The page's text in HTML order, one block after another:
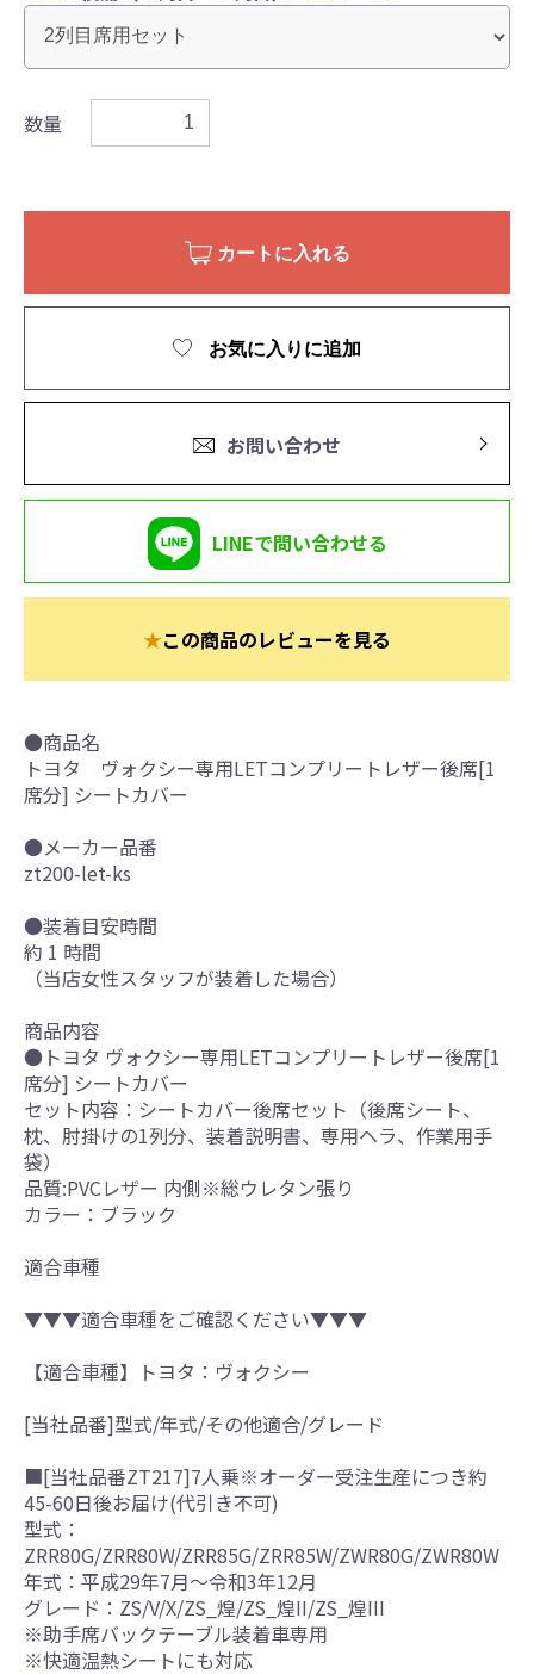
数量
カートに入れる
お気に入りに追加
お問い合わせ
LINEで問い合わせる
★この商品のレビューを見る
●商品名
トヨタ ヴォクシー専用LETコンプリートレザー後席[1
席分] シートカバー
●メーカー品番
zt200-let-ks
●装着目安時間
約 1 時間
（当店女性スタッフが装着した場合）
商品内容
●トヨタ ヴォクシー専用LETコンプリートレザー後席[1
席分] シートカバー
セット内容：シートカバー後席セット（後席シート、
枕、肘掛けの1列分、装着説明書、専用ヘラ、作業用手
袋）
品質:PVCレザー 内側※総ウレタン張り
カラー：ブラック
適合車種
▼▼▼適合車種をご確認ください▼▼▼
【適合車種】トヨタ：ヴォクシー
[当社品番]型式/年式/その他適合/グレード
■[当社品番ZT217]7人乗※オーダー受注生産につき約
45-60日後お届け(代引き不可)
型式：
ZRR80G/ZRR80W/ZRR85G/ZRR85W/ZWR80G/ZWR80W
年式：平成29年7月～令和3年12月
グレード：ZS/V/X/ZS_煌/ZS_煌II/ZS_煌III
※助手席バックテーブル装着車専用
※快適温熱シートにも対応